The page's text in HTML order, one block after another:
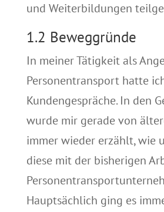
und Weiterbildungen
1.2 Beweggründe
In meiner Tätigkeit als
Personentransport hatte
Kundengespräche. In den
wurde mir gerade von
immer wieder erzählt, wie
diese mit der bisherigen
Hauptsächlich ging es